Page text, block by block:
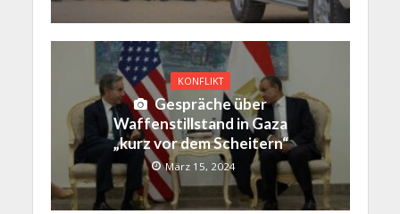
KONFLIKT
Gespräche über
Waffenstillstand in Gaza
„kurz vor dem Scheitern“
März 15, 2024